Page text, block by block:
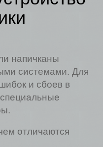
напичканы
системами. Для
и сбоев в
отличаются